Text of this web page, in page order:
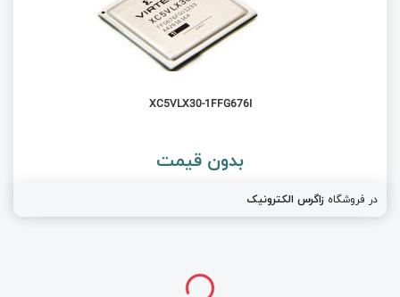
XC5VLX30-1FFG676I
بدون قیمت
در فروشگاه زاگرس الکترونیک